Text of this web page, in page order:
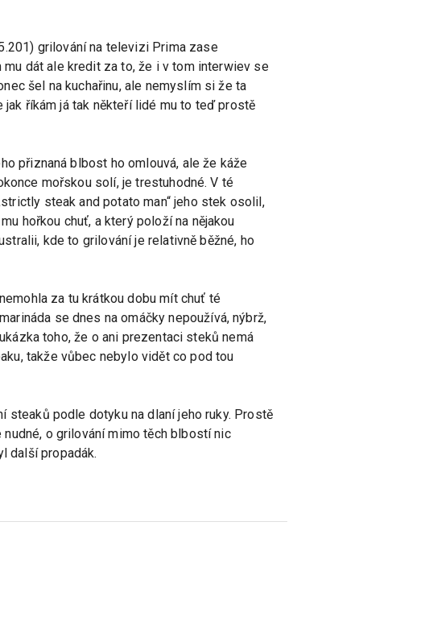
grilování na televizi Prima zase
dát ale kredit za to, že i v tom interwiev se
šel na kuchařinu, ale nemyslím si že ta
jak říkám já tak někteří lidé mu to teď prostě
přiznaná blbost ho omlouvá, ale že káže
mořskou solí, je trestuhodné. V té
steak and potato man“ jeho stek osolil,
hořkou chuť, a který položí na nějakou
kde to grilování je relativně běžné, ho
za tu krátkou dobu mít chuť té
se dnes na omáčky nepoužívá, nýbrž,
toho, že o ani prezentaci steků nemá
takže vůbec nebylo vidět co pod tou
steaků podle dotyku na dlaní jeho ruky. Prostě
o grilování mimo těch blbostí nic
další propadák.